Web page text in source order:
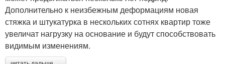
Дополнительно к неизбежным деформациям новая
стяжка и штукатурка в нескольких сотнях квартир тоже
увеличат нагрузку на основание и будут способствовать
видимым изменениям.